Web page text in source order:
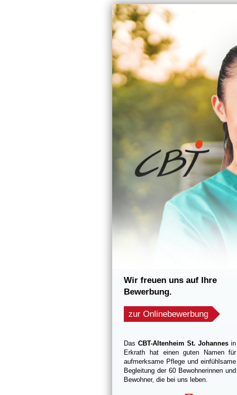
Wir freuen uns auf Ihre
Bewerbung.
zur Onlinebewerbung
DasCBT-Altenheim St. Johannes in
Erkrath hat einen guten Namen für
aufmerksame Pflege und einfühlsame
Begleitung der 60 Bewohnerinnen und
Bewohner, die bei uns leben.